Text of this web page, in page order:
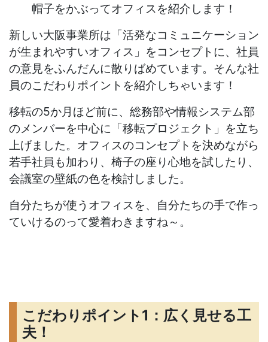
帽子をかぶってオフィスを紹介します！
新しい大阪事業所は「活発なコミュニケーション
が生まれやすいオフィス」をコンセプトに、社員
の意見をふんだんに散りばめています。そんな社
員のこだわりポイントを紹介しちゃいます！
移転の5か月ほど前に、総務部や情報システム部
のメンバーを中心に「移転プロジェクト」を立ち
上げました。オフィスのコンセプトを決めながら
若手社員も加わり、椅子の座り心地を試したり、
会議室の壁紙の色を検討しました。
自分たちが使うオフィスを、自分たちの手で作っ
ていけるのって愛着わきますね～。
こだわりポイント1：広く見せる工
夫！